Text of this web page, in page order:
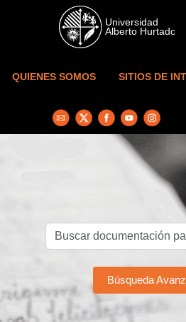
Skip to main content
QUIENES SOMOS SITIOS DE
Búsqueda